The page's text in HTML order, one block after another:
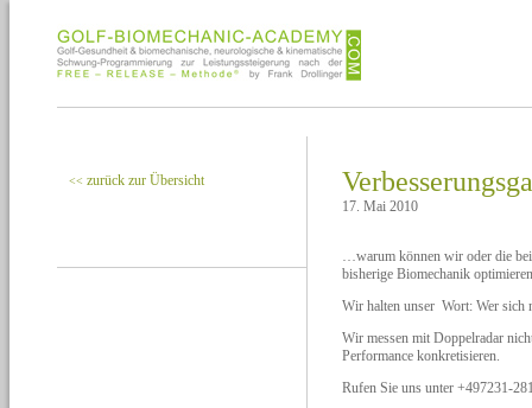
<< zurück zur Übersicht
17. Mai 2010
…warum können wir oder die bei
bisherige Biomechanik
Wir halten unser Wort: Wer sich
Wir messen mit Doppelradar
Performance konkretisieren.
Rufen Sie uns unter +497231-